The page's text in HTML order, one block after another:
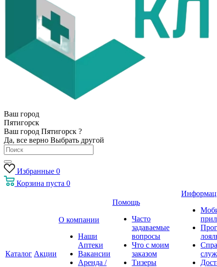
Ваш город
Пятигорск
Ваш город Пятигорск ?
Да, все верно Выбрать другой
Избранные 0
Корзина пуста 0
Каталог Акции
О компании
Наши
Аптеки
Вакансии
Аренда /
Помощь
Часто
задаваемые
вопросы
Что с моим
заказом
Тизеры